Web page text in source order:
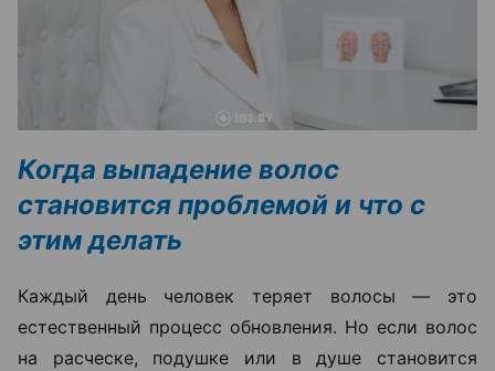
Когда выпадение волос
становится проблемой и что с
этим делать
Каждый день человек теряет волосы — это
естественный процесс обновления. Но если волос
на расческе, подушке или в душе становится